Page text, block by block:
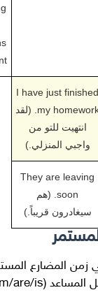
I have just finished
my homework. (لقد
انتهيت للتو من
واجبي المنزلي.)
They are leaving
soon. (هم
سيغادرون قريباً.)
زمن المضارع